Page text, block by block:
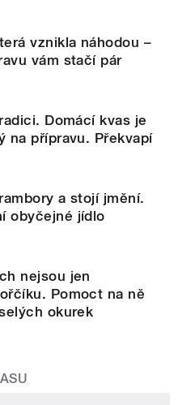
vznikla náhodou –
vám stačí pár
Domácí kvas je
na přípravu. Překvapí
a stojí jmění.
obyčejné jídlo
nejsou jen
Pomoct na ně
okurek